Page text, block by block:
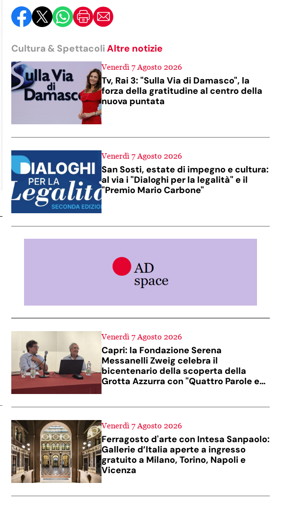
Cultura & Spettacoli Altre notizie
Venerdì 7 Agosto 2026
Tv, Rai 3: "Sulla Via di Damasco", la
forza della gratitudine al centro della
nuova puntata
Venerdì 7 Agosto 2026
San Sosti, estate di impegno e cultura:
al via i "Dialoghi per la legalità" e il
"Premio Mario Carbone"
Venerdì 7 Agosto 2026
Capri: la Fondazione Serena
Messanelli Zweig celebra il
bicentenario della scoperta della
Grotta Azzurra con "Quattro Parole ed
Venerdì 7 Agosto 2026
Ferragosto d'arte con Intesa Sanpaolo:
Gallerie d’Italia aperte a ingresso
gratuito a Milano, Torino, Napoli e
Vicenza